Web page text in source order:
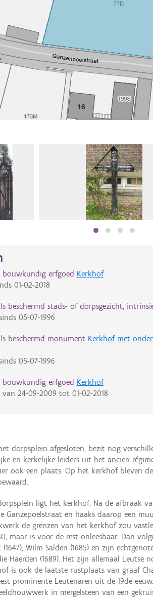
bouwkundig erfgoed Kerkhof
01-02-2018
beschermd stads- of dorpsgezicht,
05-07-1996
beschermd monument Kerkhof met
05-07-1996
bouwkundig erfgoed Kerkhof
van 24-09-2009 tot 01-02-2018
dorpsplein afgesloten, bezit nog
en kerkelijke leiders uit het ancien
ook een plaats. Op het kerkhof bleven de
ligt het kerkhof. Na de afbraak
Ganzepoelstraat en haaks daarop een
de grenzen van het kerkhof zou
maar is voor de rest onleesbaar. Dan
Wilm Salden (1685) en zijn
Haerden (1689). Het zijn allemaal Leutse
is ook de laatste rustplaats van graaf
prominente Leutenaren uit de 19de
in mergelsteen van een